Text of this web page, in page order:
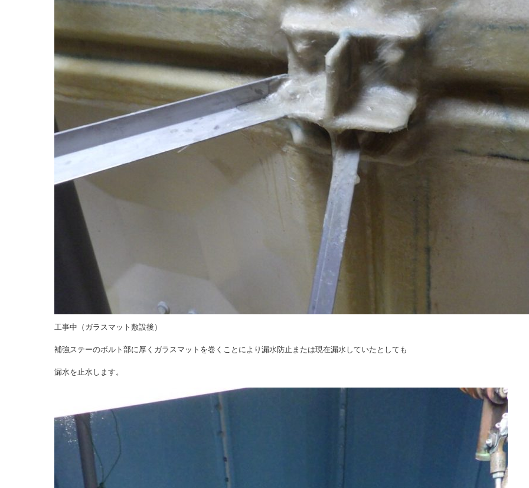
工事中（ガラスマット敷設後）
補強ステーのボルト部に厚くガラスマットを巻くことにより漏水防止または現在漏水していたとしても
漏水を止水します。